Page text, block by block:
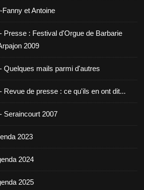
Fanny et Antoine
Presse : Festival d'Orgue de Barbarie
2009
Quelques mails parmi d'autres
Revue de presse : ce qu'ils en ont dit...
Seraincourt 2007
2023
2024
2025